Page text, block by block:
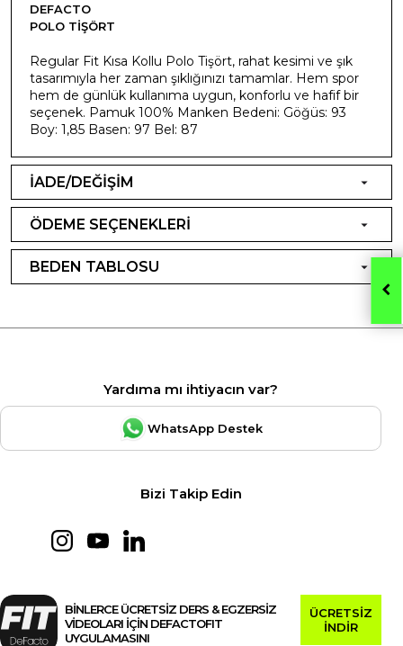
DEFACTO
POLO TIŞÖRT
Regular Fit Kısa Kollu Polo Tişört, rahat kesimi ve şık
tasarımıyla her zaman şıklığınızı tamamlar. Hem spor
hem de günlük kullanıma uygun, konforlu ve hafif bir
seçenek. Pamuk 100% Manken Bedeni: Göğüs: 93
Boy: 1,85 Basen: 97 Bel: 87
İADE/DEĞİŞİM
ÖDEME SEÇENEKLERİ
BEDEN TABLOSU
Yardıma mı ihtiyacın var?
WhatsApp Destek
Bizi Takip Edin
BİNLERCE ÜCRETSİZ DERS & EGZERSİZ
VİDEOLARI İÇİN DEFACTOFIT
UYGULAMASINI
ÜCRETSİZ
İNDİR